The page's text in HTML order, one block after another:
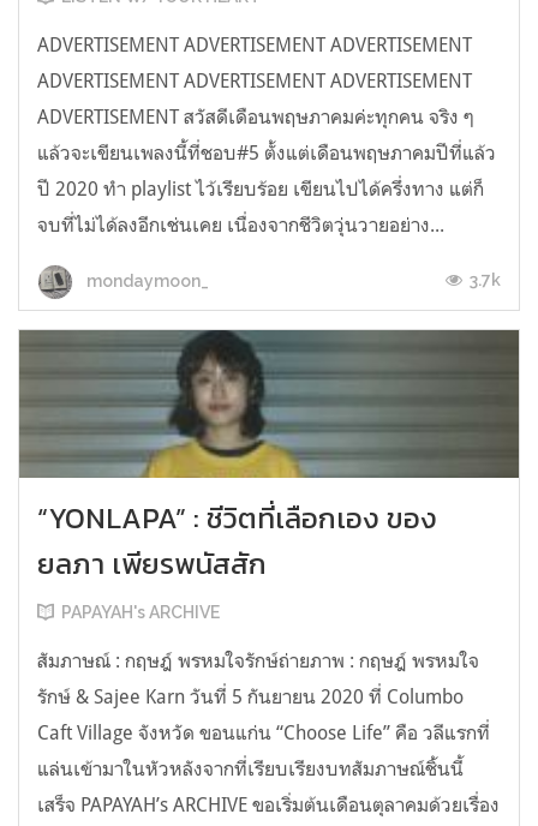
ADVERTISEMENT ADVERTISEMENT ADVERTISEMENT
ADVERTISEMENT ADVERTISEMENT ADVERTISEMENT
ADVERTISEMENT สวัสดีเดือนพฤษภาคมค่ะทุกคน จริง ๆ
แล้วจะเขียนเพลงนี้ที่ชอบ#5 ตั้งแต่เดือนพฤษภาคมปีที่แล้ว
ปี 2020 ทำ playlist ไว้เรียบร้อย เขียนไปได้ครึ่งทาง แต่ก็
จบที่ไม่ได้ลงอีกเช่นเคย เนื่องจากชีวิตวุ่นวายอย่าง...
mondaymoon_ 3.7k
“YONLAPA” : ชีวิตที่เลือกเอง ของ
ยลภา เพียรพนัสสัก
PAPAYAH's ARCHIVE
สัมภาษณ์ : กฤษฎ์ พรหมใจรักษ์ถ่ายภาพ : กฤษฎ์ พรหมใจ
รักษ์ & Sajee Karn วันที่ 5 กันยายน 2020 ที่ Columbo
Caft Village จังหวัด ขอนแก่น “Choose Life” คือ วลีแรกที่
แล่นเข้ามาในหัวหลังจากที่เรียบเรียงบทสัมภาษณ์ชิ้นนี้
เสร็จ PAPAYAH’s ARCHIVE ขอเริ่มต้นเดือนตุลาคมด้วยเรื่อง